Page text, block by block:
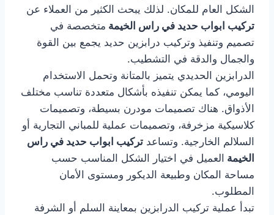
الشكل العام للمكان. لذلك يبحث الكثير من العملاء عن
تركيب ابواب حديد في راس الخيمة متخصصة في
تصميم وتنفيذ وتركيب درابزين حديد يجمع بين القوة
والجمال والدقة في التشطيب.
الدرابزين الحديدي يتميز بالمتانة وتحمل الاستخدام
اليومي، كما يمكن تنفيذه بأشكال متعددة تناسب مختلف
الأذواق. هناك تصميمات مودرن بسيطة، وتصميمات
كلاسيكية مزخرفة، وتصميمات عملية للمباني التجارية أو
السلالم الخارجية. وتساعد تركيب ابواب حديد في راس
الخيمة العميل في اختيار الشكل المناسب حسب
مساحة المكان وطبيعة الديكور ومستوى الأمان
المطلوب.
تبدأ عملية تركيب الدرابزين بمعاينة السلم أو الشرفة